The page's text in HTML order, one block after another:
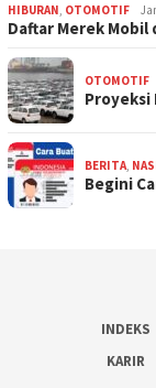
HIBURAN OTOMOTIF
Daftar Merek Mobil
OTOMOTIF
BERITA
Begini
INDEKS
KARIR